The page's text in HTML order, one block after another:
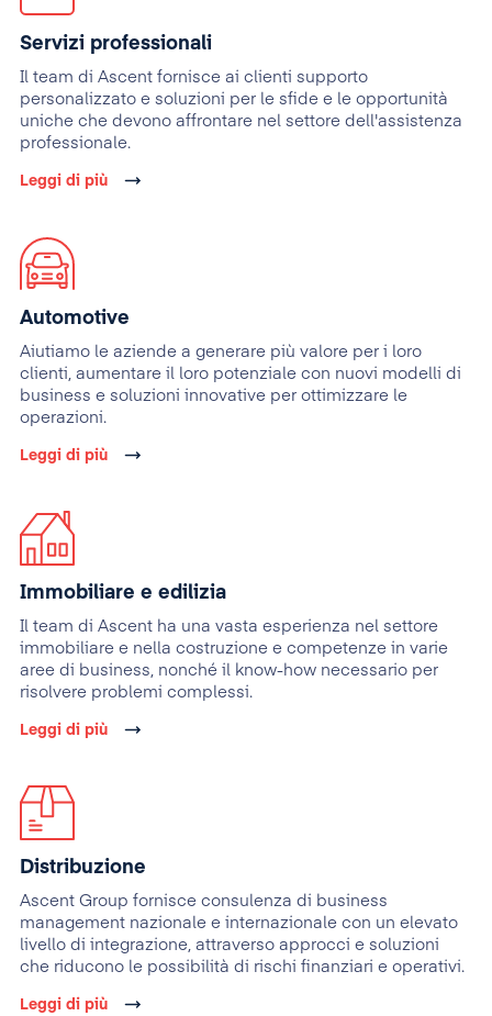
Servizi professionali
Il team di Ascent fornisce ai clienti supporto
personalizzato e soluzioni per le sfide e le opportunità
uniche che devono affrontare nel settore dell'assistenza
professionale.
Leggi di più
Automotive
Aiutiamo le aziende a generare più valore per i loro
clienti, aumentare il loro potenziale con nuovi modelli di
business e soluzioni innovative per ottimizzare le
operazioni.
Leggi di più
Immobiliare e edilizia
Il team di Ascent ha una vasta esperienza nel settore
immobiliare e nella costruzione e competenze in varie
aree di business, nonché il know-how necessario per
risolvere problemi complessi.
Leggi di più
Distribuzione
Ascent Group fornisce consulenza di business
management nazionale e internazionale con un elevato
livello di integrazione, attraverso approcci e soluzioni
che riducono le possibilità di rischi finanziari e operativi.
Leggi di più